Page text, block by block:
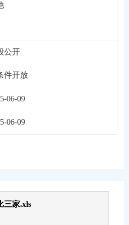
公开
件开放
06-09
06-09
三家.xls